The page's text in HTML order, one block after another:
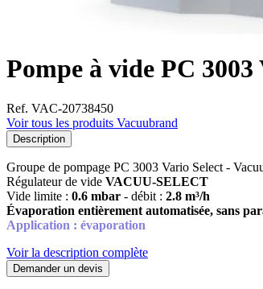
Pompe à vide PC
Ref. VAC-20738450
Voir tous les produits Vacuubrand
Description
Groupe de pompage PC 3003 Vario Select -
Régulateur de vide VACUU-SELECT
Vide limite : 0.6 mbar - débit : 2.8 m³/h
Évaporation entièrement automatisée, sans
Application : évaporation
Voir la description complète
Demander un devis